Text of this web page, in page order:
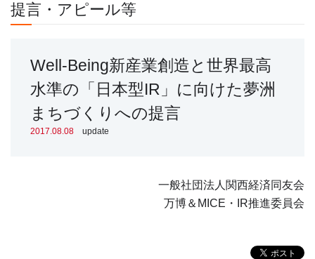
提言・アピール等
Well-Being新産業創造と世界最高
水準の「日本型IR」に向けた夢洲
まちづくりへの提言
2017.08.08 update
一般社団法人関西経済同友会
万博＆MICE・IR推進委員会